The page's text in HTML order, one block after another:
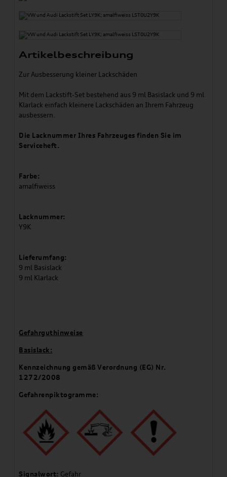
Artikelbeschreibung
Zur Ausbesserung kleiner Lackschäden
Mit dem Lackstift-Set bestehend aus 9 ml Basislack und 9 ml
Klarlack einfach kleinere Lackschäden an Ihrem Fahrzeug
ausbessern.
Die Lacknummer Ihres Fahrzeuges finden Sie im
Serviceheft.
Farbe:
amalfiweiss
Lacknummer:
Y9K
Lieferumfang:
9 ml Basislack
9 ml Klarlack
Gefahrguthinweise
Basislack:
Kennzeichnung gemäß Verordnung (EG) Nr.
1272/2008
Gefahrenpiktogramme:
Signalwort: Gefahr